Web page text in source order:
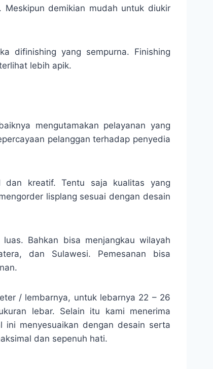
demikian mudah untuk diukir
difinishing yang sempurna. Finishing
lebih apik.
mengutamakan pelayanan yang
pelanggan terhadap penyedia
dan kreatif. Tentu saja kualitas yang
lisplang sesuai dengan desain
Bahkan bisa menjangkau wilayah
dan Sulawesi. Pemesanan bisa
/ lembarnya, untuk lebarnya 22 – 26
lebar. Selain itu kami menerima
menyesuaikan dengan desain serta
dan sepenuh hati.